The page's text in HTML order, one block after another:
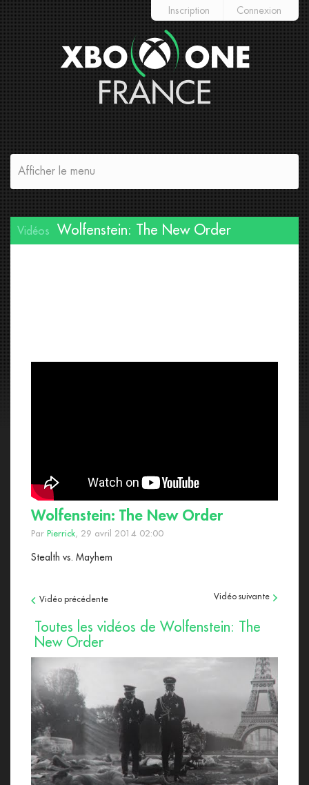
Inscription Connexion
Afficher le menu
Vidéos Wolfenstein: The New Order
Wolfenstein: The New Order
Par Pierrick, 29 avril 2014 02:00
Stealth vs. Mayhem
Vidéo suivante
Vidéo précédente
Toutes les vidéos de Wolfenstein: The
New Order